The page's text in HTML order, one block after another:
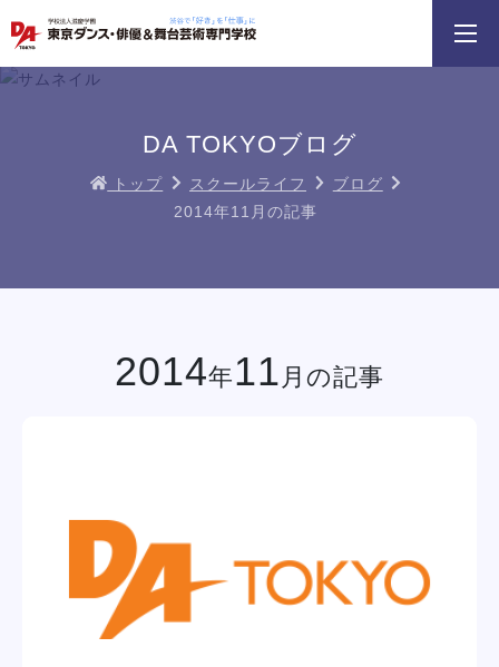
学科・専攻 資料請求 オープンキャンパス
DA TOKYOブログ
トップ スクールライフ
ブログ
2014年11月の記事
2014年11 月の記事
学校紹介
学科・専攻